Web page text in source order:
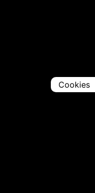
Cookies